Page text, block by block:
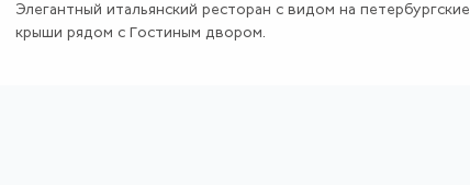
Элегантный итальянский ресторан с видом на петербургские
крыши рядом с Гостиным двором.